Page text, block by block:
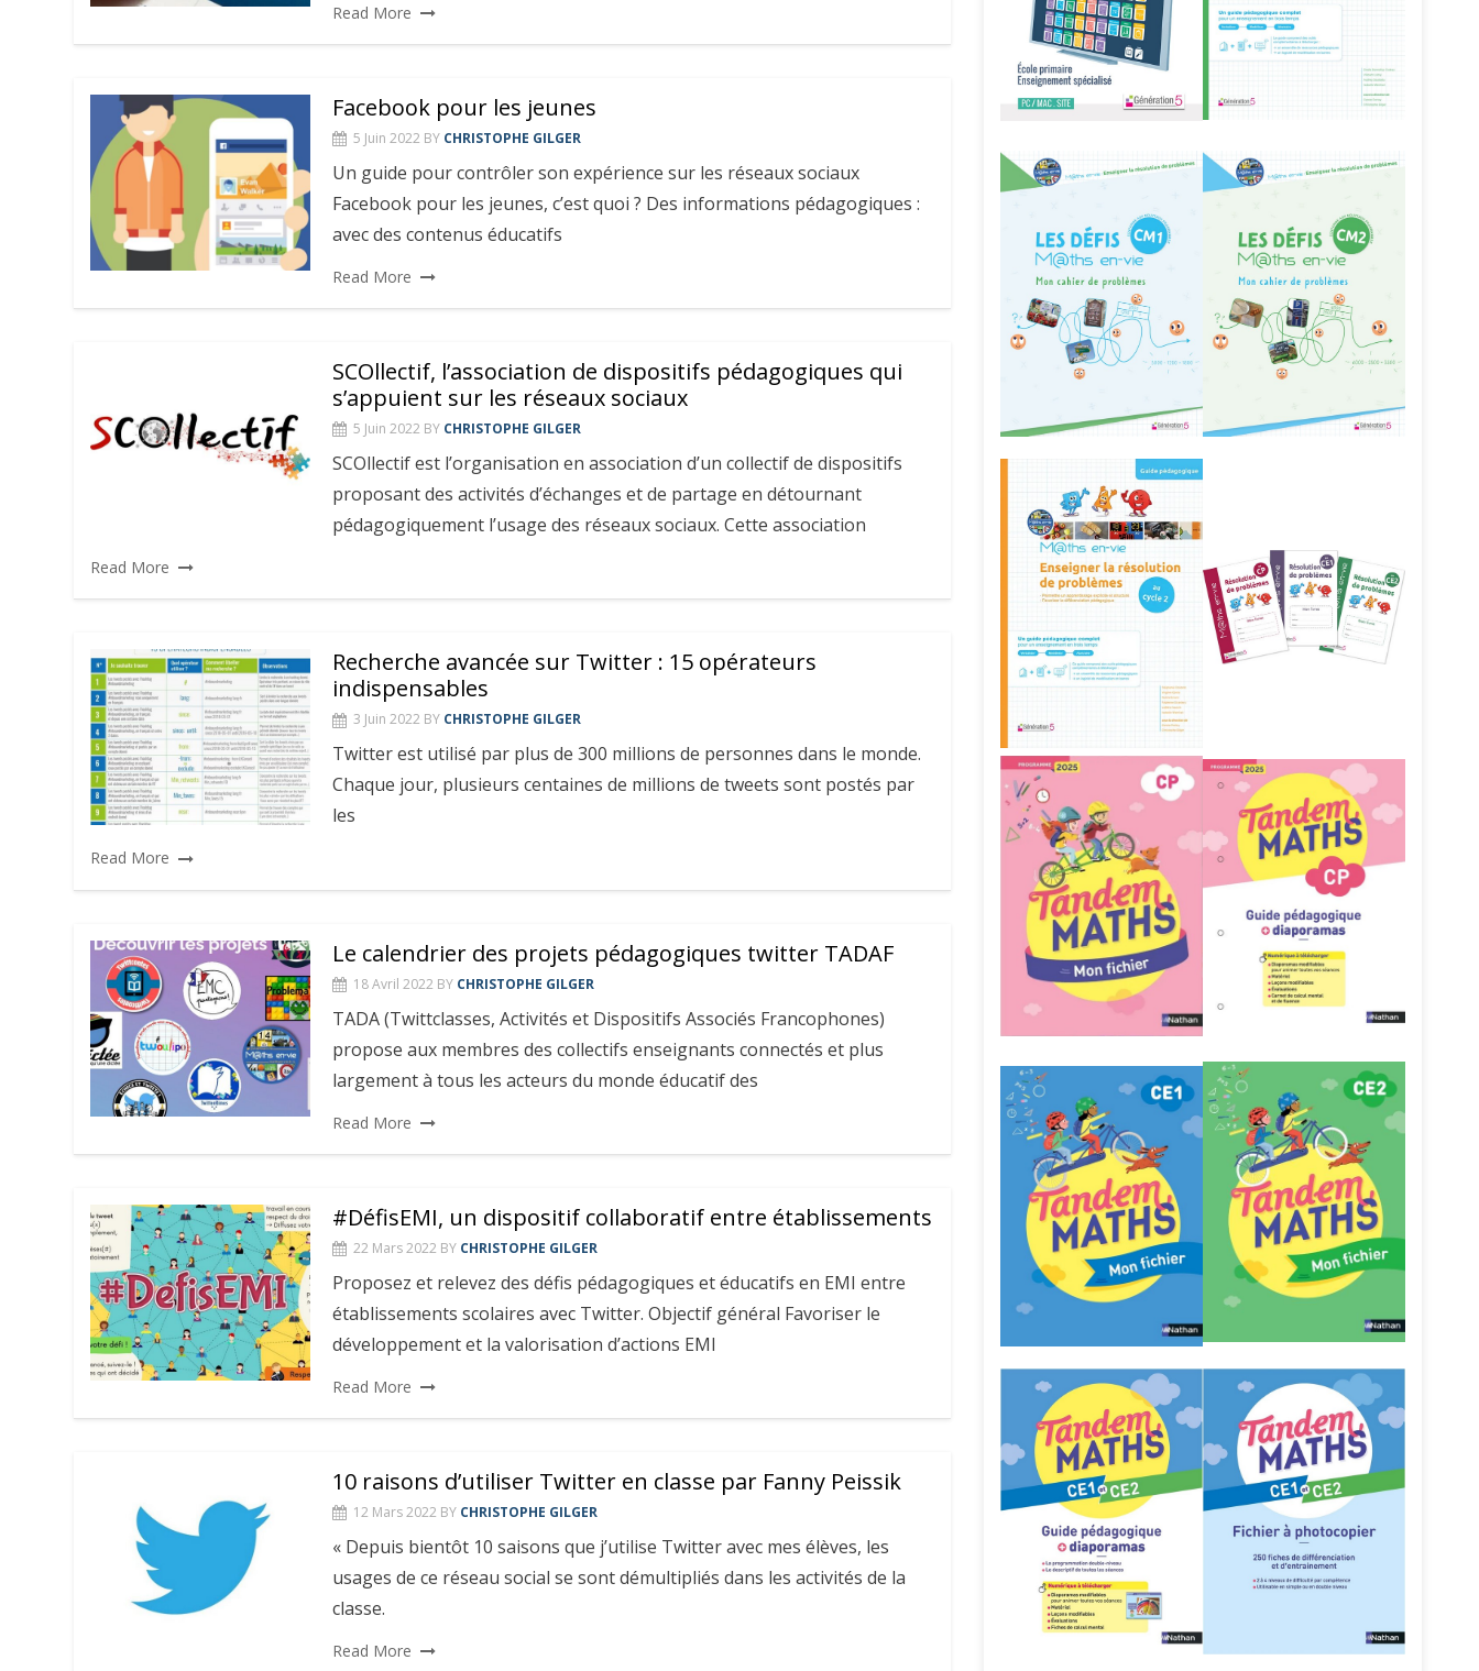
Read More
Facebook pour les jeunes
5 Juin 2022 BY CHRISTOPHE GILGER
Un guide pour contrôler son expérience sur les réseaux sociaux
Facebook pour les jeunes, c’est quoi ? Des informations pédagogiques :
avec des contenus éducatifs
Read More
SCOllectif, l’association de dispositifs pédagogiques qui
s’appuient sur les réseaux sociaux
5 Juin 2022 BY CHRISTOPHE GILGER
SCOllectif est l’organisation en association d’un collectif de dispositifs
proposant des activités d’échanges et de partage en détournant
pédagogiquement l’usage des réseaux sociaux. Cette association
Read More
Recherche avancée sur Twitter : 15 opérateurs
indispensables
3 Juin 2022 BY CHRISTOPHE GILGER
Twitter est utilisé par plus de 300 millions de personnes dans le monde.
Chaque jour, plusieurs centaines de millions de tweets sont postés par
les
Read More
Le calendrier des projets pédagogiques twitter TADAF
18 Avril 2022 BY CHRISTOPHE GILGER
TADA (Twittclasses, Activités et Dispositifs Associés Francophones)
propose aux membres des collectifs enseignants connectés et plus
largement à tous les acteurs du monde éducatif des
Read More
#DéfisEMI, un dispositif collaboratif entre établissements
22 Mars 2022 BY CHRISTOPHE GILGER
Proposez et relevez des défis pédagogiques et éducatifs en EMI entre
établissements scolaires avec Twitter. Objectif général Favoriser le
développement et la valorisation d’actions EMI
Read More
10 raisons d’utiliser Twitter en classe par Fanny Peissik
12 Mars 2022 BY CHRISTOPHE GILGER
« Depuis bientôt 10 saisons que j’utilise Twitter avec mes élèves, les
usages de ce réseau social se sont démultipliés dans les activités de la
classe.
Read More